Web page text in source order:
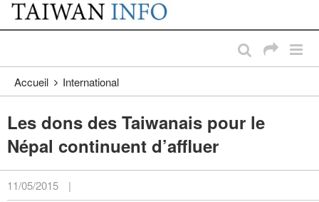
Passer au contenu principal
:::
Accueil International
Les dons des Taiwanais pour le
Népal continuent d’affluer
11/05/2015 |